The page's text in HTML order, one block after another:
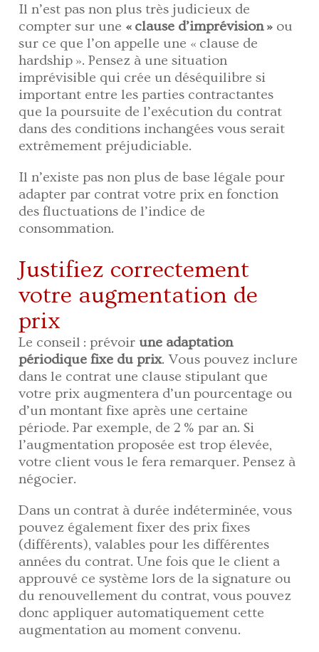
Il n’est pas non plus très judicieux de
compter sur une « clause d’imprévision » ou
sur ce que l’on appelle une « clause de
hardship ». Pensez à une situation
imprévisible qui crée un déséquilibre si
important entre les parties contractantes
que la poursuite de l’exécution du contrat
dans des conditions inchangées vous serait
extrêmement préjudiciable.
Il n’existe pas non plus de base légale pour
adapter par contrat votre prix en fonction
des fluctuations de l’indice de
consommation.
Justifiez correctement
votre augmentation de
prix
Le conseil : prévoir une adaptation
périodique fixe du prix. Vous pouvez inclure
dans le contrat une clause stipulant que
votre prix augmentera d’un pourcentage ou
d’un montant fixe après une certaine
période. Par exemple, de 2 % par an. Si
l’augmentation proposée est trop élevée,
votre client vous le fera remarquer. Pensez à
négocier.
Dans un contrat à durée indéterminée, vous
pouvez également fixer des prix fixes
(différents), valables pour les différentes
années du contrat. Une fois que le client a
approuvé ce système lors de la signature ou
du renouvellement du contrat, vous pouvez
donc appliquer automatiquement cette
augmentation au moment convenu.